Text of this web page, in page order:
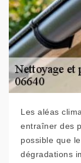
Les aléas
entraîner des
possible que
dégradations